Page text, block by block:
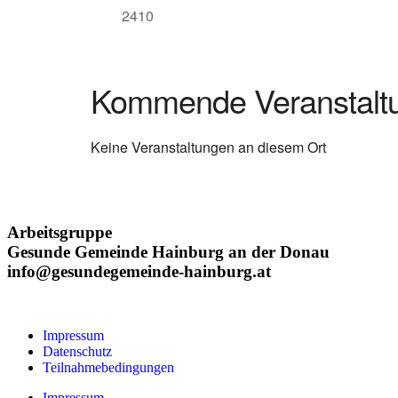
2410
Kommende
Keine Veranstaltungen an diesem Ort
Arbeitsgruppe
Gesunde Gemeinde Hainburg an der Donau
info@gesundegemeinde-hainburg.at
Impressum
Datenschutz
Teilnahmebedingungen